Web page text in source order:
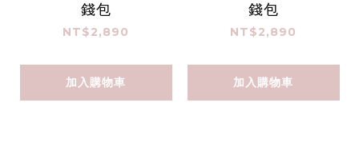
錢包
NT$2,890
加入購物車
錢包
NT$2,890
加入購物車